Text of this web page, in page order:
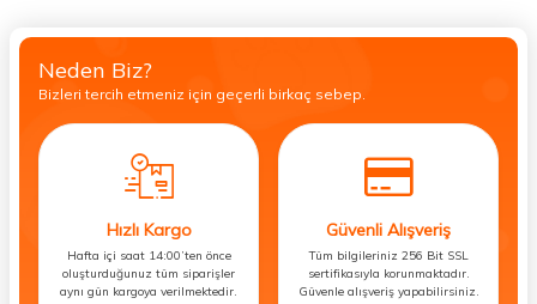
Neden Biz?
Bizleri tercih etmeniz için geçerli birkaç sebep.
Hızlı Kargo
Hafta içi saat 14:00’ten önce
oluşturduğunuz tüm siparişler
aynı gün kargoya verilmektedir.
Güvenli Alışveriş
Tüm bilgileriniz 256 Bit SSL
sertifikasıyla korunmaktadır.
Güvenle alışveriş yapabilirsiniz.